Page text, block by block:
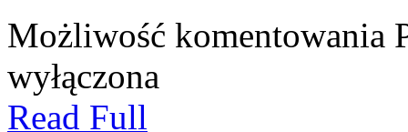
Możliwość komentowania
wyłączona
Read Full